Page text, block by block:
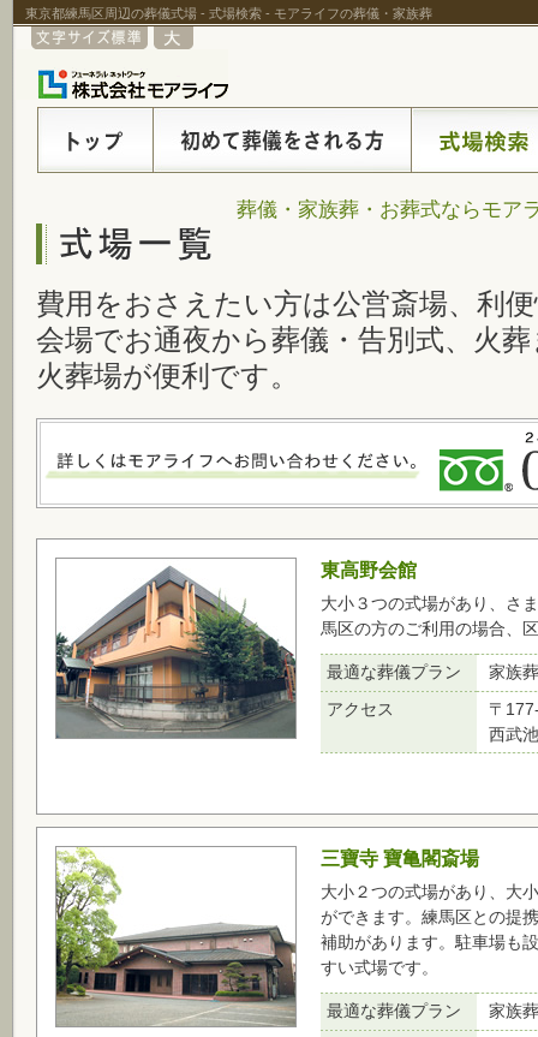
東京都練馬区周辺の葬儀式場 - 式場検索 - モアライフの葬儀・家族葬
葬儀・家族葬・お葬式ならモア
費用をおさえたい方は公営斎場、利
会場でお通夜から葬儀・告別式、火
火葬場が便利です。
東高野会館
大小３つの式場があり、さ
馬区の方のご利用の場合、
最適な葬儀プラン
家族
アクセス
〒
西武
三寶寺 寶亀閣斎場
大小２つの式場があり、大
ができます。練馬区との提
補助があります。駐車場も
すい式場です。
最適な葬儀プラン
家族